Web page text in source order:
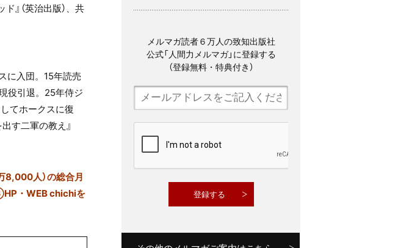
』（英治出版）、共
に入団。15年読売
役引退。25年侍ジ
てホークスに復
す二軍の教え』
8,000人）の総合月
・WEB chichiを
メルマガ読者６万人の致知出版社
公式「人間力メルマガ」に登録する
（登録無料・特典付き）